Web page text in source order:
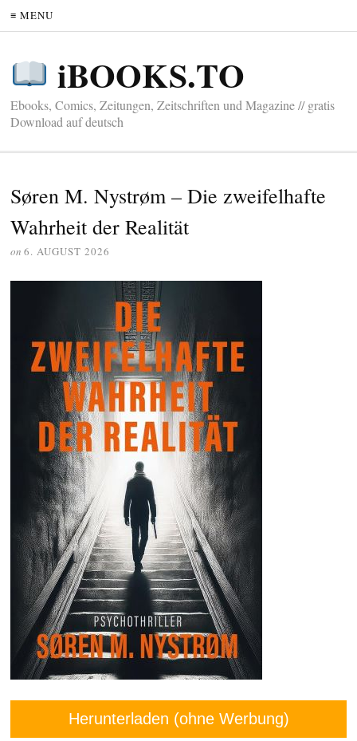
≡ MENU
iBOOKS.TO
Ebooks, Comics, Zeitungen, Zeitschriften und Magazine // gratis
Download auf deutsch
Søren M. Nystrøm – Die zweifelhafte
Wahrheit der Realität
on 6. AUGUST 2026
Herunterladen (ohne Werbung)